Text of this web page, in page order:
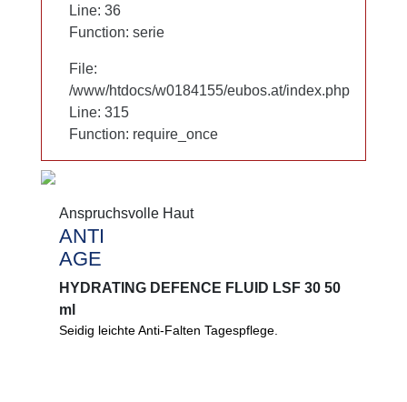
Line: 36
Function: serie
File:
/www/htdocs/w0184155/eubos.at/index.php
Line: 315
Function: require_once
Anspruchsvolle Haut
ANTI
AGE
HYDRATING DEFENCE FLUID LSF 30 50
ml
Seidig leichte Anti-Falten Tagespflege. Spendet
Line: 36
Function: serie
File:
/www/htdocs/w0184155/eubos.at/index.php
Line: 315
Function: require_once
Anspruchsvolle Haut
ANTI
AGE
HYDRATING DEFENCE FLUID LSF 30 50
ml
Seidig leichte Anti-Falten Tagespflege.